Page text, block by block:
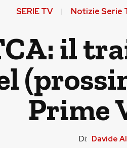
SERIE TV Notizie Serie
il
Prime
Di: Davide